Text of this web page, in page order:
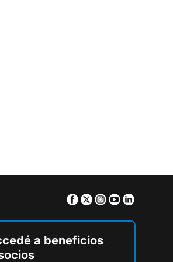
Facebook
TwitterInstagram
Youtube
a beneficios